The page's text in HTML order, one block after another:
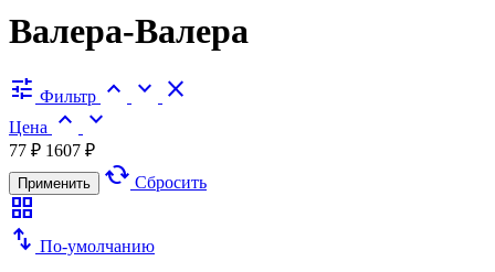
Валера-Валера
tune Фильтр expand_less expand_more close
Цена expand_less expand_more
77 ₽ 1607 ₽
Применить cached Сбросить
grid_view
swap_vert По-умолчанию